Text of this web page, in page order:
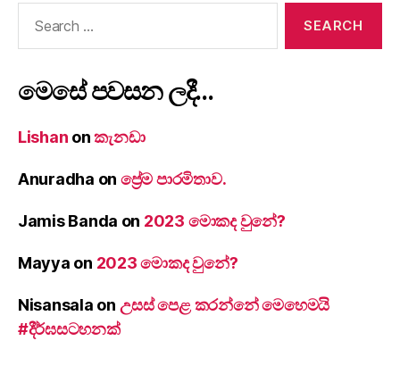
මෙසේ පවසන ලදී…
Lishan onකැනඩා
Anuradha on ප්‍රේම පාරමිතාව.
Jamis Banda on 2023 මොකද වුනේ?
Mayya on 2023 මොකද වුනේ?
Nisansala on උසස් පෙළ කරන්නේ මෙහෙමයි
#දීර්ඝසටහනක්